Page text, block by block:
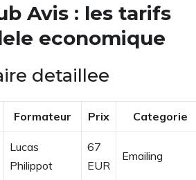
Avis : les tarifs
economique
detaillee
Formateur Prix Categorie
Lucas
Philippot
67
EUR
Emailing